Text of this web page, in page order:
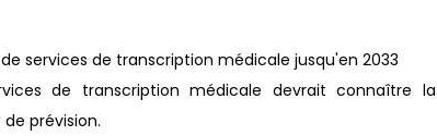
services de transcription médicale jusqu'en 2033
de transcription médicale devrait connaître la
prévision.